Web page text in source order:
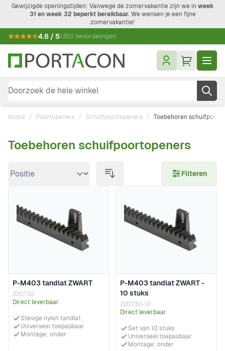
Ga naar de inhoud
Gewijzigde openingstijden: Vanwege de zomervakantie zijn we in week
31 en week 32 beperkt bereikbaar.We wensen je een fijne
zomervakantie!
4.6 / 51350 beoordelingen
Doorzoek de hele winkel
Home / Poortopeners / Schuifpoortopeners / Toebehoren
Doorgaan naar productlijst
Toebehoren schuifpoortopeners
Filteren
P-M403 tandlat ZWART
220730
Direct leverbaar
Stevige nylon tandlat
Universeel toepasbaar
Montage: onder
P-M403 tandlat ZWART -
10 stuks
220730-10
Direct leverbaar
Set van 10 stuks
Universeel toepasbaar
Montage: onder